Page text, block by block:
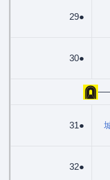
29●
30●
31●
32●